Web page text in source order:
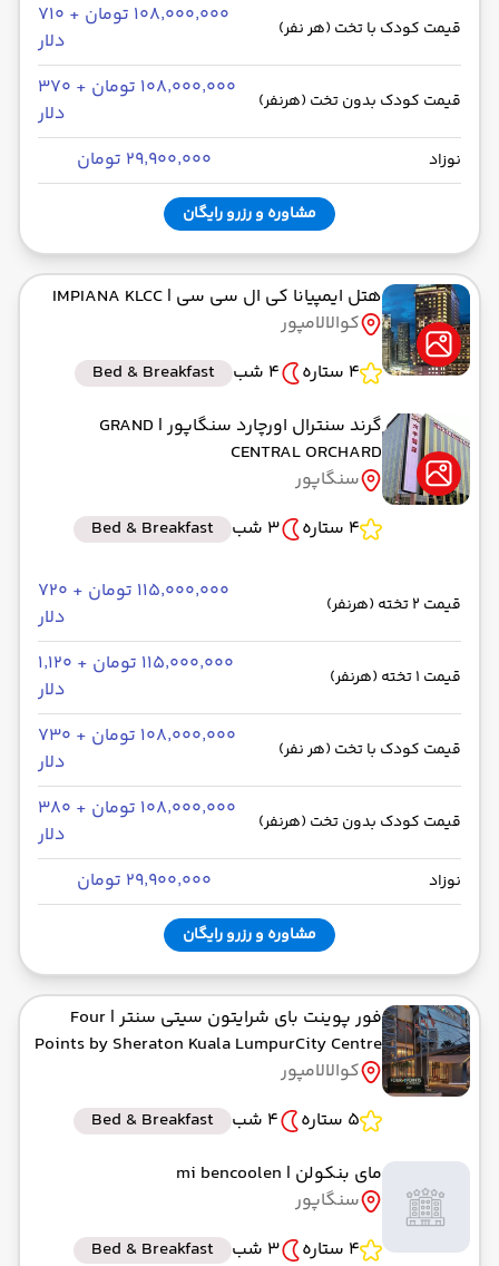
قیمت کودک با تخت (هر نفر)
۱۰۸٬۰۰۰٬۰۰۰ تومان + ۷۱۰
دلار
قیمت کودک بدون تخت (هرنفر)
۱۰۸٬۰۰۰٬۰۰۰ تومان + ۳۷۰
دلار
نوزاد ۲۹٬۹۰۰٬۰۰۰ تومان
مشاوره و رزرو رایگان
هتل ایمپیانا کی ال سی سی | IMPIANA KLCC
کوالالامپور
4 ستاره
4 شب
Bed & Breakfast
گرند سنترال اورچارد سنگاپور | GRAND
CENTRAL ORCHARD
سنگاپور
4 ستاره
3 شب Bed & Breakfast
قیمت 2 تخته (هرنفر)
۱۱۵٬۰۰۰٬۰۰۰ تومان + ۷۲۰
دلار
قیمت 1 تخته (هرنفر)
۱۱۵٬۰۰۰٬۰۰۰ تومان + ۱٬۱۲۰
دلار
قیمت کودک با تخت (هر نفر)
۱۰۸٬۰۰۰٬۰۰۰ تومان + ۷۳۰
دلار
قیمت کودک بدون تخت (هرنفر)
۱۰۸٬۰۰۰٬۰۰۰ تومان + ۳۸۰
دلار
نوزاد ۲۹٬۹۰۰٬۰۰۰ تومان
مشاوره و رزرو رایگان
فور پوینت بای شرایتون سیتی سنتر | Four
Points by Sheraton Kuala LumpurCity Centre
کوالالامپور
5 ستاره
4 شب
Bed & Breakfast
مای بنکولن | mi bencoolen
سنگاپور
4 ستاره
3 شب Bed & Breakfast